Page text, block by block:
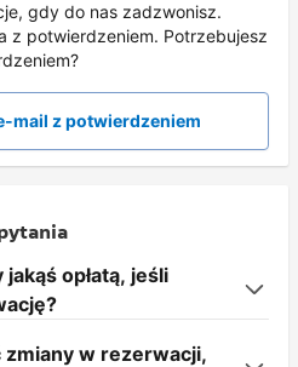
gdy do nas zadzwonisz.
z potwierdzeniem. Potrzebujesz
mail z potwierdzeniem
opłatą, jeśli
w rezerwacji,